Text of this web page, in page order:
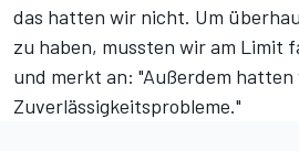
das hatten wir nicht. Um
zu haben, mussten wir am Limit
und merkt an: "Außerdem hatten
Zuverlässigkeitsprobleme."